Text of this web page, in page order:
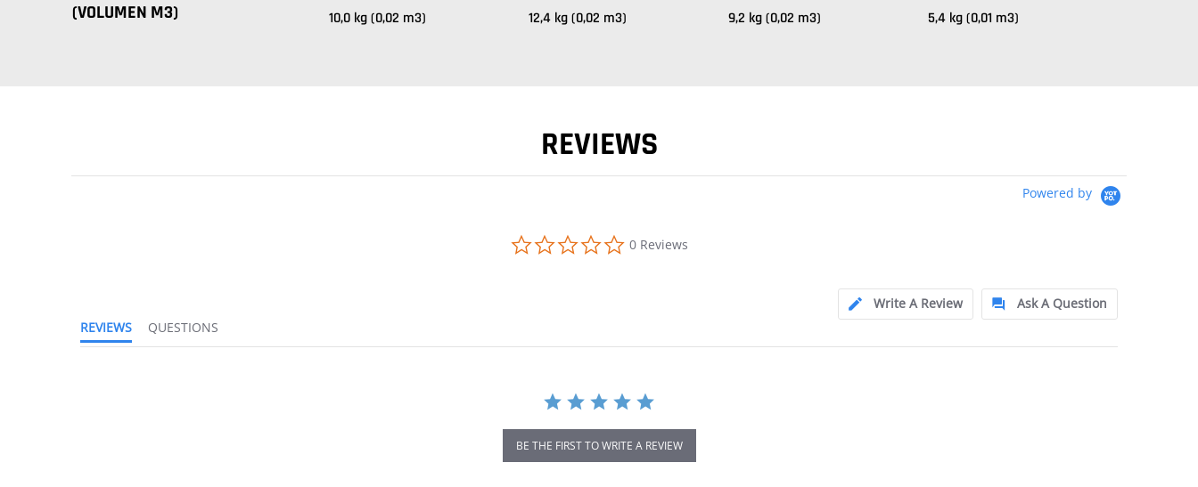
(VOLUMEN M3)
10,0 kg (0,02 m3)
12,4 kg (0,02 m3)
9,2 kg (0,02 m3)
5,4 kg (0,01 m3)
REVIEWS
Powered by
0.0 star rating
0 Reviews
Write A Review
Ask A Question
REVIEWS
QUESTIONS
BE THE FIRST TO WRITE A REVIEW